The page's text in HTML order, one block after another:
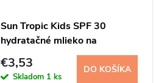
Sun Tropic Kids SPF 30
hydratačné mlieko na
opaľovanie 100ml
€3,53
Skladom 1 ks
DO KOŠÍKA